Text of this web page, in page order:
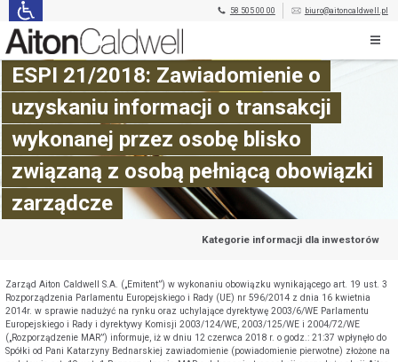
58 505 00 00 biuro@aitoncaldwell.pl
ESPI 21/2018: Zawiadomienie o
uzyskaniu informacji o transakcji
wykonanej przez osobę blisko
związaną z osobą pełniącą obowiązki
zarządcze
Kategorie informacji dla inwestorów
Zarząd Aiton Caldwell S.A. („Emitent”) w wykonaniu obowiązku wynikającego art. 19 ust. 3
Rozporządzenia Parlamentu Europejskiego i Rady (UE) nr 596/2014 z dnia 16 kwietnia
2014r. w sprawie nadużyć na rynku oraz uchylające dyrektywę 2003/6/WE Parlamentu
Europejskiego i Rady i dyrektywy Komisji 2003/124/WE, 2003/125/WE i 2004/72/WE
(„Rozporządzenie MAR”) informuje, iż w dniu 12 czerwca 2018 r. o godz.: 21:37 wpłynęło do
Spółki od Pani Katarzyny Bednarskiej zawiadomienie (powiadomienie pierwotne) złożone na